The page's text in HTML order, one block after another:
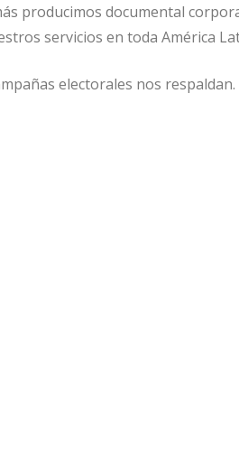
producimos documental
servicios en toda América
electorales nos respaldan.